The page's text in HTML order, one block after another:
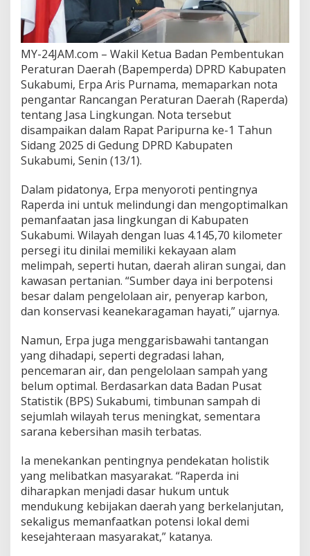
n
g
l
o
l
a
a
n
S
u
m
D
a
y
a
l
a
m
B
e
r
e
l
a
n
u
t
a
m
e
l
a
l
u
R
MY-24JAM.com – Wakil Ketua Badan Pembentukan
Peraturan Daerah (Bapemperda) DPRD Kabupaten
Sukabumi, Erpa Aris Purnama, memaparkan nota
pengantar Rancangan Peraturan Daerah (Raperda)
tentang Jasa Lingkungan. Nota tersebut
disampaikan dalam Rapat Paripurna ke-1 Tahun
Sidang 2025 di Gedung DPRD Kabupaten
Sukabumi, Senin (13/1).
Dalam pidatonya, Erpa menyoroti pentingnya
Raperda ini untuk melindungi dan mengoptimalkan
pemanfaatan jasa lingkungan di Kabupaten
Sukabumi. Wilayah dengan luas 4.145,70 kilometer
persegi itu dinilai memiliki kekayaan alam
melimpah, seperti hutan, daerah aliran sungai, dan
kawasan pertanian. “Sumber daya ini berpotensi
besar dalam pengelolaan air, penyerap karbon,
dan konservasi keanekaragaman hayati,” ujarnya.
Namun, Erpa juga menggarisbawahi tantangan
yang dihadapi, seperti degradasi lahan,
pencemaran air, dan pengelolaan sampah yang
belum optimal. Berdasarkan data Badan Pusat
Statistik (BPS) Sukabumi, timbunan sampah di
sejumlah wilayah terus meningkat, sementara
sarana kebersihan masih terbatas.
Ia menekankan pentingnya pendekatan holistik
yang melibatkan masyarakat. “Raperda ini
diharapkan menjadi dasar hukum untuk
mendukung kebijakan daerah yang berkelanjutan,
sekaligus memanfaatkan potensi lokal demi
kesejahteraan masyarakat,” katanya.